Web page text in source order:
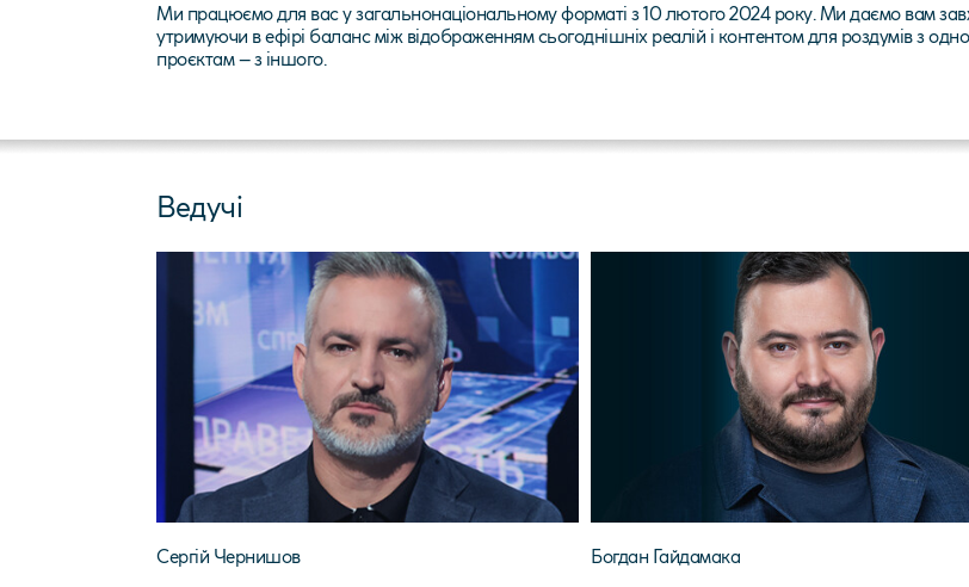
Ми працюємо для вас у загальнонаціональному форматі з 10 лютого 2024 року. Ми даємо вам
утримуючи в ефірі баланс між відображенням сьогоднішніх реалій і контентом для роздумів з
проєктам – з іншого.
Ведучі
Сергій Чернишов Богдан Гайдамака